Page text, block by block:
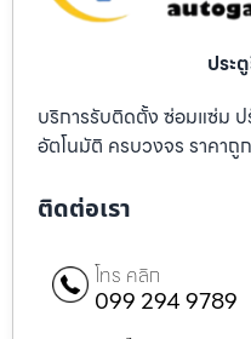
ประ
บริการรับติดตั้ง ซ่อมแซ่ม ป
อัตโนมัติ ครบวงจร ราคาถูก
ติดต่อเรา
โทร คลิก
099 294 9789